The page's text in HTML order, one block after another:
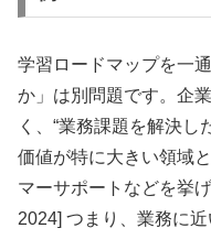
学習ロードマップを一
か」は別問題です。企
く、“業務課題を解決し
価値が特に大きい領域
マーサポートなどを挙
2024] つまり、業務に